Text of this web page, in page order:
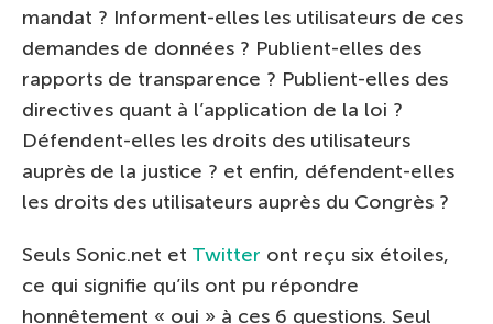
mandat ? Informent-elles les utilisateurs de ces
demandes de données ? Publient-elles des
rapports de transparence ? Publient-elles des
directives quant à l’application de la loi ?
Défendent-elles les droits des utilisateurs
auprès de la justice ? et enfin, défendent-elles
les droits des utilisateurs auprès du Congrès ?
Seuls Sonic.net et Twitter ont reçu six étoiles,
ce qui signifie qu’ils ont pu répondre
honnêtement « oui » à ces 6 questions. Seul